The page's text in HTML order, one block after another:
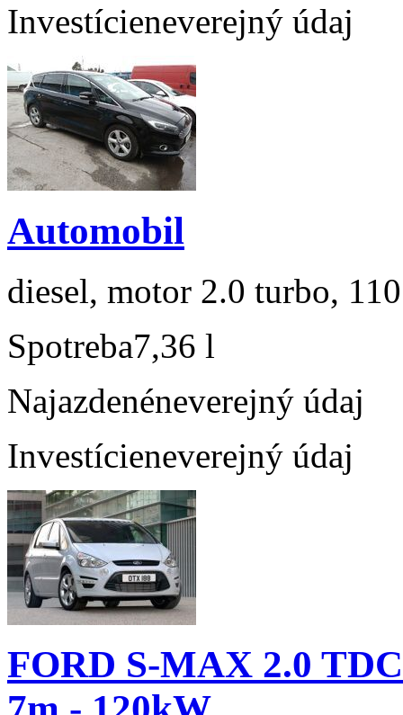
Investícieneverejný údaj
Automobil
diesel, motor 2.0 turbo,
Spotreba7,36 l
Najazdenéneverejný údaj
Investícieneverejný údaj
FORD S-MAX 2.0